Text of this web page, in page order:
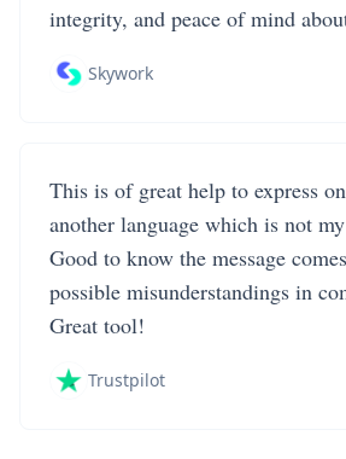
integrity, and peace of mind
Skywork
This is of great help to express
another language which is not
Good to know the message
possible misunderstandings in
Great tool!
Trustpilot